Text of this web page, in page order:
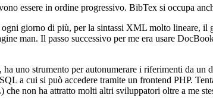
essere in ordine progressivo. BibTex si occupa
giorno di più, per la sintassi XML molto lineare, il
man. Il passo successivo per me era usare
uno strumento per autonumerare i riferimenti da un
a cui si può accedere tramite un frontend PHP.
non ha attratto molti altri sviluppatori oltre a me